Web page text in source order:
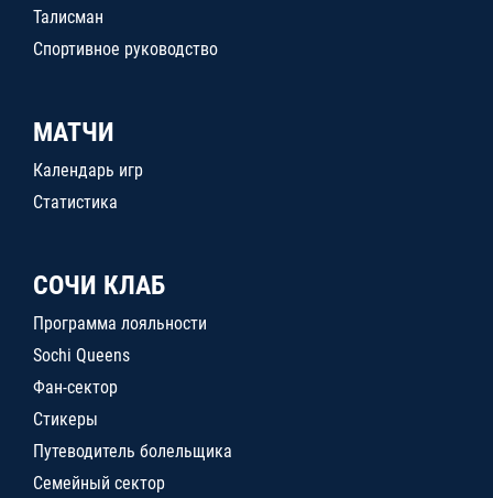
Талисман
Спортивное руководство
МАТЧИ
Календарь игр
Статистика
СОЧИ КЛАБ
Программа лояльности
Sochi Queens
Фан-сектор
Стикеры
Путеводитель болельщика
Семейный сектор